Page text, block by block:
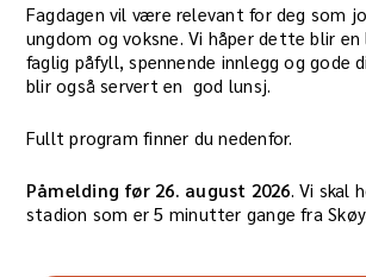
Fagdagen vil være relevant for deg som
ungdom og voksne. Vi håper dette blir
faglig påfyll, spennende innlegg og gode
blir også servert en god lunsj.
Fullt program finner du nedenfor.
Påmelding før 26. august 2026. Vi skal
stadion som er 5 minutter gange fra